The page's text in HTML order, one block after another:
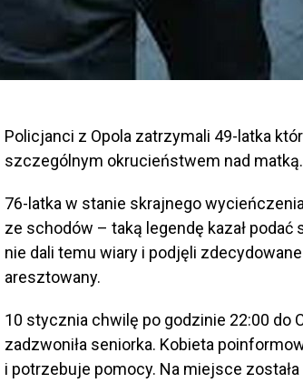
Policjanci z Opola zatrzymali 49-latka
szczególnym okrucieństwem nad matką.
76-latka w stanie skrajnego
ze schodów – taką legendę kazał
nie dali temu wiary i podjęli
aresztowany.
10 stycznia chwilę po godzinie 22:00 do
zadzwoniła seniorka. Kobieta
i potrzebuje pomocy. Na miejsce